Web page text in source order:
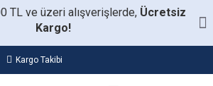
TL ve üzeri alışverişlerde, Ücretsiz
Kargo!
Kargo Takibi